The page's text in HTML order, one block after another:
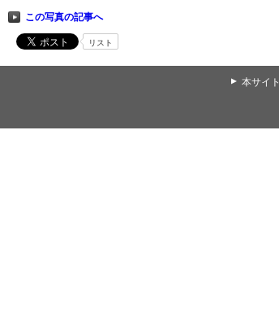
この写真の記事へ
リスト
▲ 本サイ